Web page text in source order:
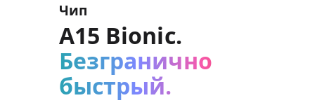
Чип
A15 Bionic.
Безгранично
быстрый.